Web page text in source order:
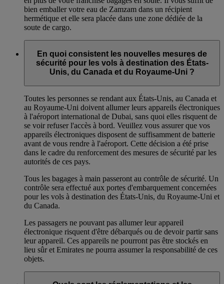
bien emballer votre eau de Zamzam dans un récipient
hermétique et elle sera placée dans une zone dédiée de la
soute de cargo.
En quoi consistent les nouvelles mesures de
sécurité pour les vols à destination des États-
Unis, du Canada et du Royaume-Uni ?
Toutes les personnes se rendant aux États-Unis, au Canada et
au Royaume-Uni doivent allumer leurs appareils électroniques
à l'aéroport international de Dubai, sans quoi elles risquent de
se voir refuser l'accès à bord. Veuillez vous assurer que vos
appareils électroniques disposent de suffisamment de batterie
avant de vous rendre à l'aéroport. Cette décision a été prise
dans le cadre du renforcement des mesures de sécurité par les
autorités de ces pays.
Tous les bagages à main passeront au contrôle de sécurité. Un
contrôle sera effectué aux portes d'embarquement concernées
pour les vols à destination des États-Unis, du Royaume-Uni et
du Canada.
Les passagers ne pouvant pas allumer leur appareil
électronique risquent d'être débarqués ou de devoir partir sans
leur appareil. Ces appareils ne pourront pas être stockés en
lieu sûr et Emirates ne pourra assumer la responsabilité de ces
objets.